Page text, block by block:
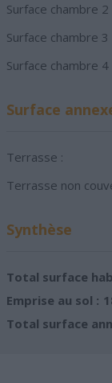
Surface chambre 2
Surface chambre 3
Surface chambre 4
Surface
Terrasse :
Terrasse non
Synthèse
Total surface
Emprise au sol :
Total surface